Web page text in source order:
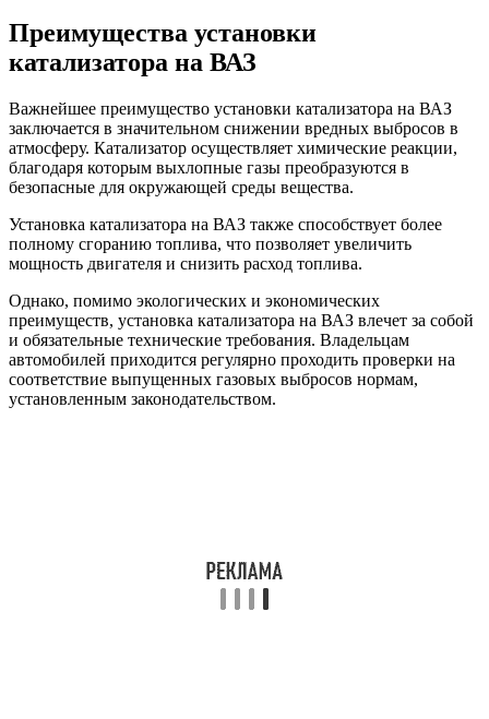
Преимущества установки
катализатора на ВАЗ
Важнейшее преимущество установки катализатора на ВАЗ
заключается в значительном снижении вредных выбросов в
атмосферу. Катализатор осуществляет химические реакции,
благодаря которым выхлопные газы преобразуются в
безопасные для окружающей среды вещества.
Установка катализатора на ВАЗ также способствует более
полному сгоранию топлива, что позволяет увеличить
мощность двигателя и снизить расход топлива.
Однако, помимо экологических и экономических
преимуществ, установка катализатора на ВАЗ влечет за собой
и обязательные технические требования. Владельцам
автомобилей приходится регулярно проходить проверки на
соответствие выпущенных газовых выбросов нормам,
установленным законодательством.